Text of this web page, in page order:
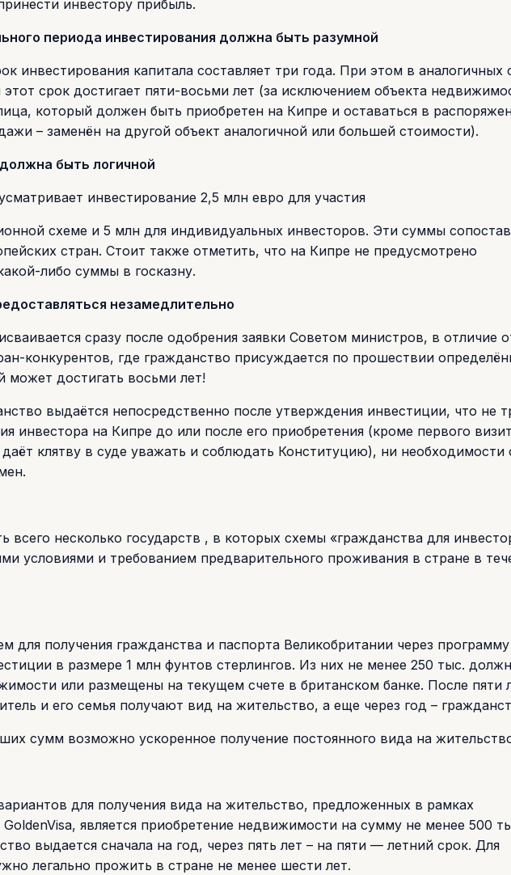
инвестору прибыль.
периода инвестирования должна быть разумной
инвестирования капитала составляет три года. При этом в аналогичных
этот срок достигает пяти-восьми лет (за исключением объекта
который должен быть приобретен на Кипре и оставаться в
– заменён на другой объект аналогичной или большей стоимости).
быть логичной
инвестирование 2,5 млн евро для участия
схеме и 5 млн для индивидуальных инвесторов. Эти суммы
стран. Стоит также отметить, что на Кипре не предусмотрено
либо суммы в госказну.
незамедлительно
сразу после одобрения заявки Советом министров, в отличие
конкурентов, где гражданство присуждается по прошествии
может достигать восьми лет!
выдаётся непосредственно после утверждения инвестиции, что не
инвестора на Кипре до или после его приобретения (кроме первого
даёт клятву в суде уважать и соблюдать Конституцию), ни необходимости
несколько государств , в которых схемы «гражданства для
условиями и требованием предварительного проживания в стране в
для получения гражданства и паспорта Великобритании через программу
в размере 1 млн фунтов стерлингов. Из них не менее 250 тыс.
или размещены на текущем счете в британском банке. После пяти
и его семья получают вид на жительство, а еще через год –
сумм возможно ускоренное получение постоянного вида на
для получения вида на жительство, предложенных в рамках
является приобретение недвижимости на сумму не менее 500
выдается сначала на год, через пять лет – на пяти — летний срок. Для
легально прожить в стране не менее шести лет.